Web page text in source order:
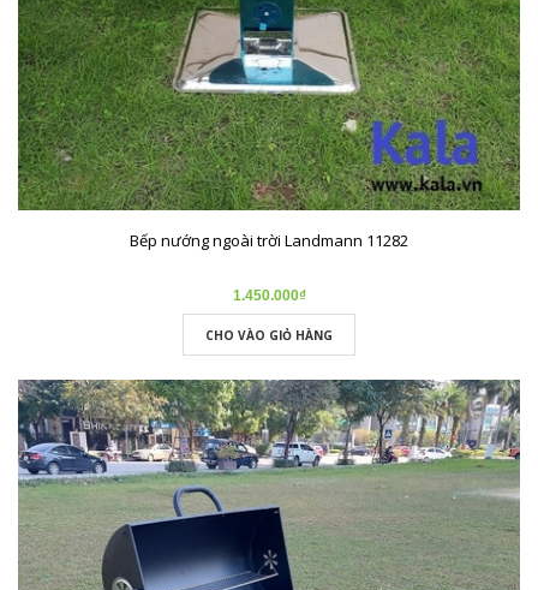
Bếp nướng ngoài trời Landmann 11282
1.450.000₫
CHO VÀO GIỎ HÀNG